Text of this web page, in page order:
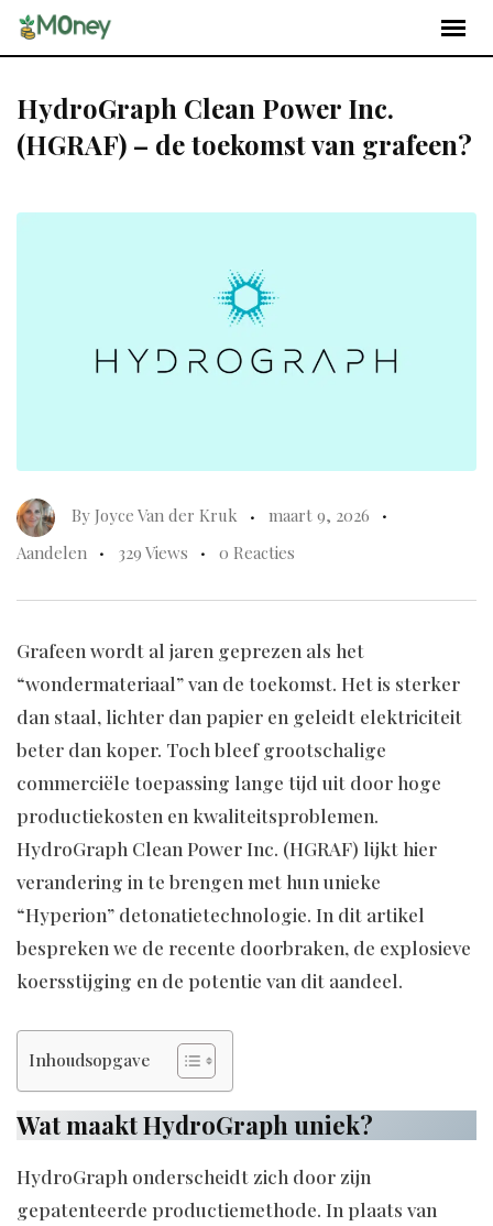
HydroGraph Clean Power Inc.
(HGRAF) – de toekomst van grafeen?
By Joyce Van der Kruk
maart 9, 2026
Aandelen
329 Views 0 Reacties
Grafeen wordt al jaren geprezen als het
“wondermateriaal” van de toekomst. Het is sterker
dan staal, lichter dan papier en geleidt elektriciteit
beter dan koper. Toch bleef grootschalige
commerciële toepassing lange tijd uit door hoge
productiekosten en kwaliteitsproblemen.
HydroGraph Clean Power Inc. (HGRAF) lijkt hier
verandering in te brengen met hun unieke
“Hyperion” detonatietechnologie. In dit artikel
bespreken we de recente doorbraken, de explosieve
koersstijging en de potentie van dit aandeel.
Inhoudsopgave
Wat maakt HydroGraph uniek?
HydroGraph onderscheidt zich door zijn
gepatenteerde productiemethode. In plaats van